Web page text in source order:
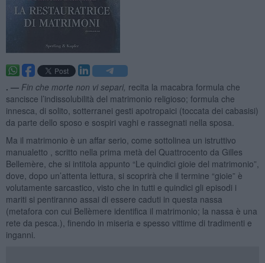
. — Fin che morte non vi separi, recita la macabra formula che
sancisce l’indissolubilità del matrimonio religioso; formula che
innesca, di solito, sotterranei gesti apotropaici (toccata dei cabasisi)
da parte dello sposo e sospiri vaghi e rassegnati nella sposa.
Ma il matrimonio è un affar serio, come sottolinea un istruttivo
manualetto , scritto nella prima metà del Quattrocento da Gilles
Bellemère, che si intitola appunto “Le quindici gioie del matrimonio”,
dove, dopo un’attenta lettura, si scoprirà che il termine “gioie” è
volutamente sarcastico, visto che in tutti e quindici gli episodi i
mariti si pentiranno assai di essere caduti in questa nassa
(metafora con cui Bellèmere identifica il matrimonio; la nassa è una
rete da pesca.), finendo in miseria e spesso vittime di tradimenti e
inganni.